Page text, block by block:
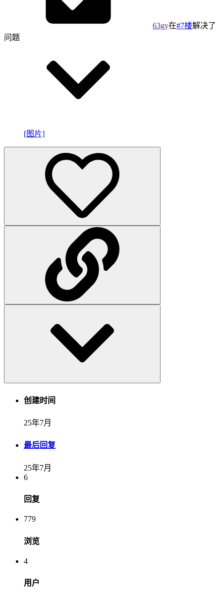
63gy在#7楼解决了
问题
[图片]
创建时间
25年7月
最后回复
25年7月
6
回复
779
浏览
4
用户